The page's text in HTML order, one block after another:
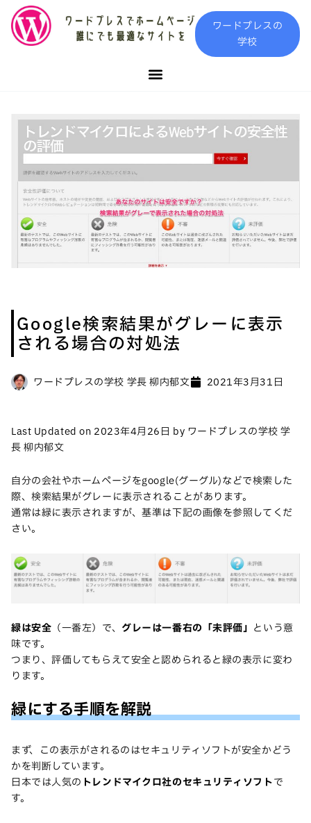
ワードプレスの
学校
Google検索結果がグレーに表示
される場合の対処法
ワードプレスの学校 学長 柳内郁文 2021年3月31日
Last Updated on 2023年4月26日 by ワードプレスの学校 学
長 柳内郁文
自分の会社やホームページをgoogle(グーグル)などで検索した
際、検索結果がグレーに表示されることがあります。
通常は緑に表示されますが、基準は下記の画像を参照してくだ
さい。
緑は安全 （一番左）で、 グレーは一番右の「未評価」 という意
味です。
つまり、評価してもらえて安全と認められると緑の表示に変わ
ります。
緑にする手順を解説
まず、この表示がされるのはセキュリティソフトが安全かどう
かを判断しています。
日本では人気の トレンドマイクロ社のセキュリティソフトで
す。